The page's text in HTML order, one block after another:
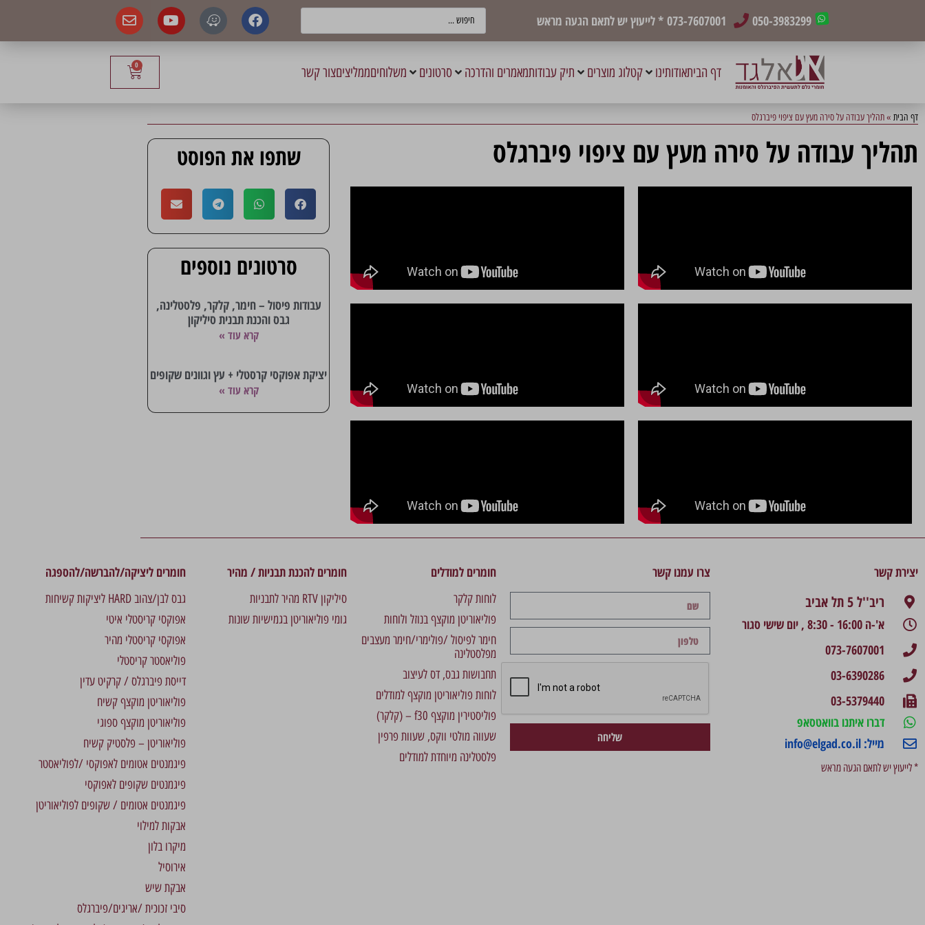
050-3983299
073-7607001 * לייעוץ יש לתאם הגעה מראש
דף הביתאודותינו קטלוג מוצרים תיק עבודותמאמרים והדרכה סרטונים משלוחיםממליציםצור קשר 0
דף הבית »תהליך עבודה על סירה מעץ עם ציפוי פיברגלס
תהליך עבודה על סירה מעץ עם ציפוי פיברגלס שתפו את הפוסט
סרטונים נוספים
עבודות פיסול – חימר, קלקר, פלסטלינה,
גבס והכנת תבנית סיליקון
קרא עוד »
יציקת אפוקסי קרסטלי + עץ וגוונים שקופים
קרא עוד »
יצירת קשר
ריב''ל 5 תל אביב
א'-ה 16:00 - 8:30 , יום שישי סגור
073-7607001
03-6390286
03-5379440
דברו איתנו בוואטסאפ
מייל: info@elgad.co.il
* לייעוץ יש לתאם הגעה מראש
צרו עמנו קשר
שליחה
חומרים למודלים
לוחות קלקר
פוליאוריטן מוקצף בנוזל ולוחות
חימר לפיסול /פולימרי/חימר מעצבים
מפלסטלינה
תחבושות גבס, דס לעיצוב
לוחות פוליאוריטן מוקצף למודלים
פוליסטירין מוקצף f30 – (קלקר)
שעווה מולטי ווקס, שעוות פרפין
פלסטלינה מיוחדת למודלים
חומרים להכנת תבניות / מהיר
סיליקון RTV מהיר לתבניות
גומי פוליאוריטן בגמישיות שונות
חומרים ליציקה/להברשה/להספגה
גבס לבן/צהוב HARD ליציקות קשיחות
אפוקסי קריסטלי איטי
אפוקסי קריסטלי מהיר
פוליאסטר קריסטלי
דייסת פיברגלס / קרקיט עדין
פוליאוריטן מוקצף קשיח
פוליאוריטן מוקצף ספוגי
פוליאוריטן – פלסטיק קשיח
פיגמנטים אטומים לאפוקסי /לפוליאסטר
פיגמנטים שקופים לאפוקסי
פיגמנטים אטומים / שקופים לפוליאוריטן
אבקות למילוי
מיקרו בלון
אירוסיל
אבקת שיש
סיבי זכוכית /אריגים/פיברגלס